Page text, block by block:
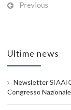
Previous
Ultime news
Newsletter
Congresso